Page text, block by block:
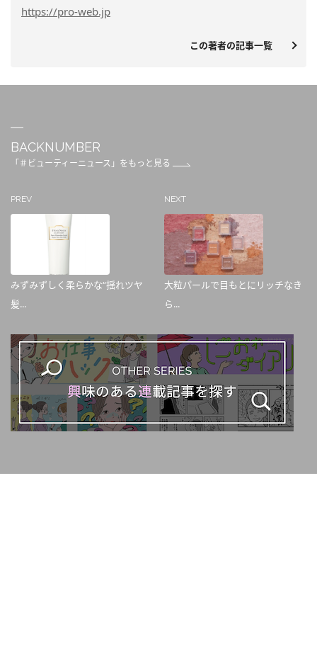
https://pro-web.jp
この著者の記事一覧
BACKNUMBER
「＃ビューティーニュース」をもっと見る
PREV
みずみずしく柔らかな“揺れツヤ
髪...
NEXT
大粒パールで目もとにリッチなき
ら...